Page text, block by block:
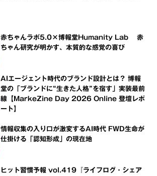
赤ちゃんラボ5.0×博報堂Humanity Lab 赤
ちゃん研究が明かす、本質的な感覚の喜び
AIエージェント時代のブランド設計とは？ 博報
堂の「ブランドに“生きた人格”を宿す」実装最前
線【MarkeZine Day 2026 Online 登壇レポ
ート】
情報収集の入り口が激変するAI時代 FWD生命が
仕掛ける「認知形成」の現在地
ヒット習慣予報 vol.419『ライフログ・シェア